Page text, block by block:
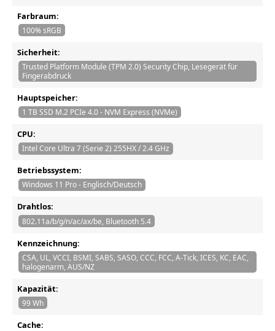
Farbraum:
100% sRGB
Sicherheit:
Trusted Platform Module (TPM 2.0) Security Chip, Lesegerät für
Fingerabdruck
Hauptspeicher:
1 TB SSD M.2 PCIe 4.0 - NVM Express (NVMe)
CPU:
Intel Core Ultra 7 (Serie 2) 255HX / 2.4 GHz
Betriebssystem:
Windows 11 Pro - Englisch/Deutsch
Drahtlos:
802.11a/b/g/n/ac/ax/be, Bluetooth 5.4
Kennzeichnung:
CSA, UL, VCCI, BSMI, SABS, SASO, CCC, FCC, A-Tick, ICES, KC, EAC,
halogenarm, AUS/NZ
Kapazität:
99 Wh
Cache: